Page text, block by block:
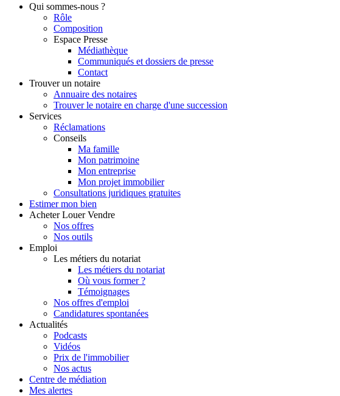
Qui sommes-nous ?
Rôle
Composition
Espace Presse
Médiathèque
Communiqués et dossiers de presse
Contact
Trouver un notaire
Annuaire des notaires
Trouver le notaire en charge d'une succession
Services
Réclamations
Conseils
Ma famille
Mon patrimoine
Mon entreprise
Mon projet immobilier
Consultations juridiques gratuites
Estimer mon bien
Acheter Louer Vendre
Nos offres
Nos outils
Emploi
Les métiers du notariat
Les métiers du notariat
Où vous former ?
Témoignages
Nos offres d'emploi
Candidatures spontanées
Actualités
Podcasts
Vidéos
Prix de l'immobilier
Nos actus
Centre de médiation
Mes alertes